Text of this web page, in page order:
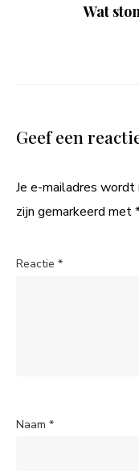
Wat
Geef een
Je e-mailadres
zijn gemarkeerd met
Reactie *
Naam *